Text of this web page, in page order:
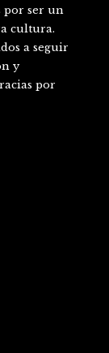
por ser un
cultura.
a seguir
y
por